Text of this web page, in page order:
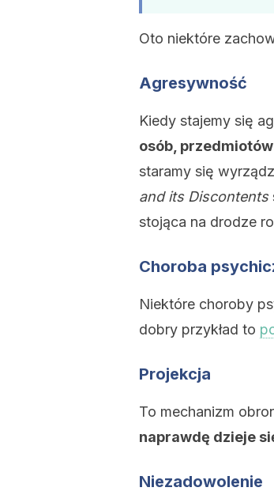
Oto niektóre
Agresywność
Kiedy stajemy się
osób,
staramy się
and its Discontents
stojąca na drodze
Choroba
Niektóre choroby
dobry przykład to
Projekcja
To mechanizm
naprawdę dzieje
Niezadowolenie